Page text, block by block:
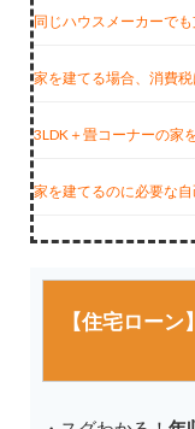
同じハウスメーカーで
家を建てる場合、消費
3LDK＋畳コーナーの家
家を建てるのに必要な
【住宅ローン】